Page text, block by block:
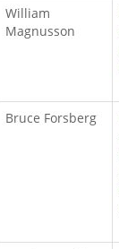
William
Magnusson
Bruce Forsberg